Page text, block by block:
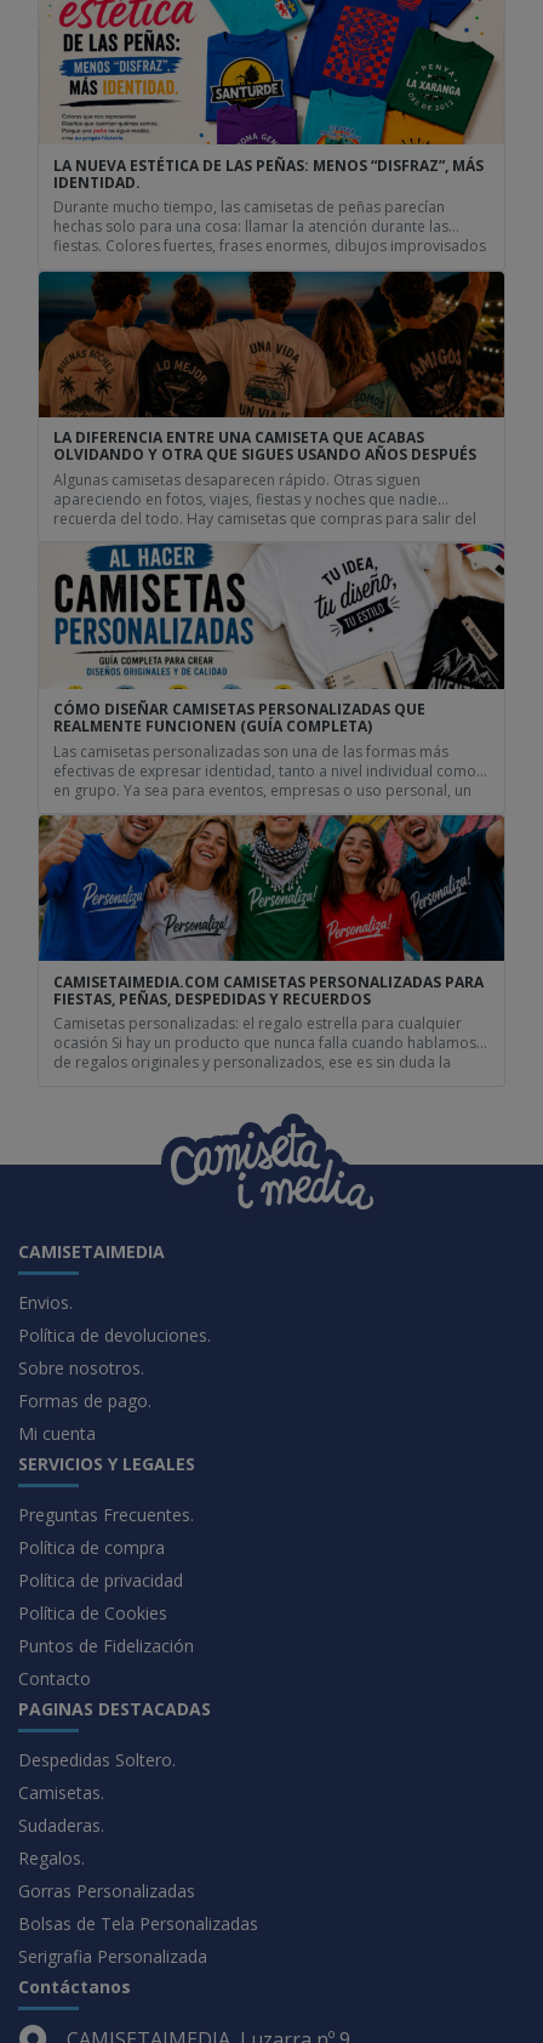
más modernas. Lo que las hace especiales suele ser la historia
que llevan detrás Hay objetos que […]
LA NUEVA ESTÉTICA DE LAS PEÑAS: MENOS “DISFRAZ”, MÁS
IDENTIDAD.
Durante mucho tiempo, las camisetas de peñas parecían
hechas solo para una cosa: llamar la atención durante las
fiestas. Colores fuertes, frases enormes, dibujos improvisados
muchas veces acababa olvidado en el fondo del armario. Pero
algo está cambiando. Cada vez más grupos, cuadrillas y […]
LA DIFERENCIA ENTRE UNA CAMISETA QUE ACABAS
OLVIDANDO Y OTRA QUE SIGUES USANDO AÑOS DESPUÉS
Algunas camisetas desaparecen rápido. Otras siguen
apareciendo en fotos, viajes, fiestas y noches que nadie
recuerda del todo. Hay camisetas que compras para salir del
gracia durante unas horas y después se pierden en el armario
sin demasiada historia. Pero hay otras que sobreviven a
mudanzas, […]
CÓMO DISEÑAR CAMISETAS PERSONALIZADAS QUE
REALMENTE FUNCIONEN (GUÍA COMPLETA)
Las camisetas personalizadas son una de las formas más
efectivas de expresar identidad, tanto a nivel individual como
en grupo. Ya sea para eventos, empresas o uso personal, un
desapercibida y una que realmente funciona. Si estás
pensando en crear tu propio diseño, puedes ver […]
CAMISETAIMEDIA.COM CAMISETAS PERSONALIZADAS PARA
FIESTAS, PEÑAS, DESPEDIDAS Y RECUERDOS
Camisetas personalizadas: el regalo estrella para cualquier
ocasión Si hay un producto que nunca falla cuando hablamos
de regalos originales y personalizados, ese es sin duda la
transmitir. Ya sea para una despedida de soltero, una peña, un
CAMISETAIMEDIA
Envios.
Política de devoluciones.
Sobre nosotros.
Formas de pago.
Mi cuenta
SERVICIOS Y LEGALES
Preguntas Frecuentes.
Política de compra
Política de privacidad
Política de Cookies
Puntos de Fidelización
Contacto
PAGINAS DESTACADAS
Despedidas Soltero.
Camisetas.
Sudaderas.
Regalos.
Gorras Personalizadas
Bolsas de Tela Personalizadas
Serigrafia Personalizada
Contáctanos